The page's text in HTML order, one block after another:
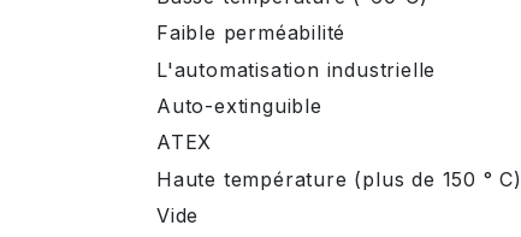
Faible perméabilité
L'automatisation industrielle
Auto-extinguible
ATEX
Haute température (plus de 150 ° C)
Vide